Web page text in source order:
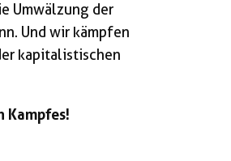
Umwälzung der
Und wir kämpfen
kapitalistischen
Kampfes!